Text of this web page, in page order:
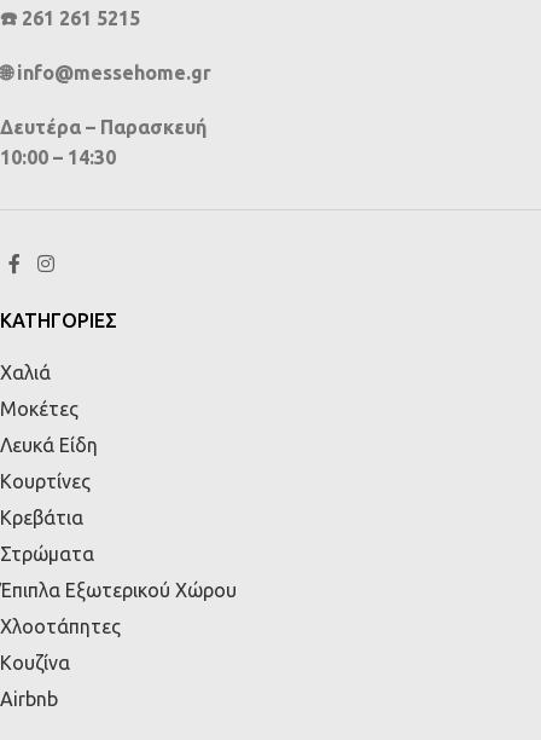
☎️ 261 261 5215
🌐 info@messehome.gr
Δευτέρα – Παρασκευή
10:00 – 14:30
ΚΑΤΗΓΟΡΙΕΣ
Χαλιά
Μοκέτες
Λευκά Είδη
Κουρτίνες
Κρεβάτια
Στρώματα
Έπιπλα Εξωτερικού Χώρου
Χλοοτάπητες
Κουζίνα
Airbnb